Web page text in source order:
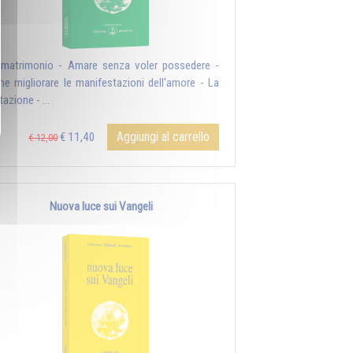
matrimonio - Amare senza voler possedere -
migliorare le manifestazioni dell'amore - La
- ...
€ 12,00 € 11,40 Aggiungi al carrello
Nuova luce sui Vangeli